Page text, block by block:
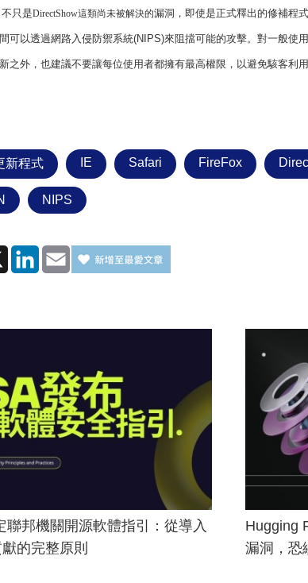
只是DirectShow這類尚未被解決的漏洞，即使是正式釋出的修補程
可以透過網路入侵防禦系統(NIPS)來阻擋可能的攻擊。對一般使
之外，也建議不要讓每位使用者都擁有最高權限，以避免駭客利
新程式 IE Safari FireFox
NIPS
X LinkedInEmail
聯邦機關開源軟體指引：從導入
的完整原則
Hugging
漏洞，恐